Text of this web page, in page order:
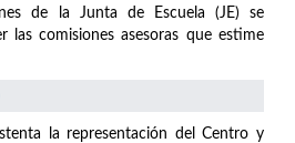
de la Junta de Escuela (JE) se
las comisiones asesoras que estime
la representación del Centro y